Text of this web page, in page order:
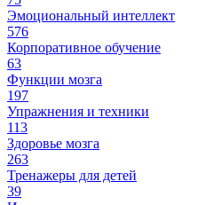
Эмоциональный интеллект
576
Корпоративное обучение
63
Функции мозга
197
Упражнения и техники
113
Здоровье мозга
263
Тренажеры для детей
39